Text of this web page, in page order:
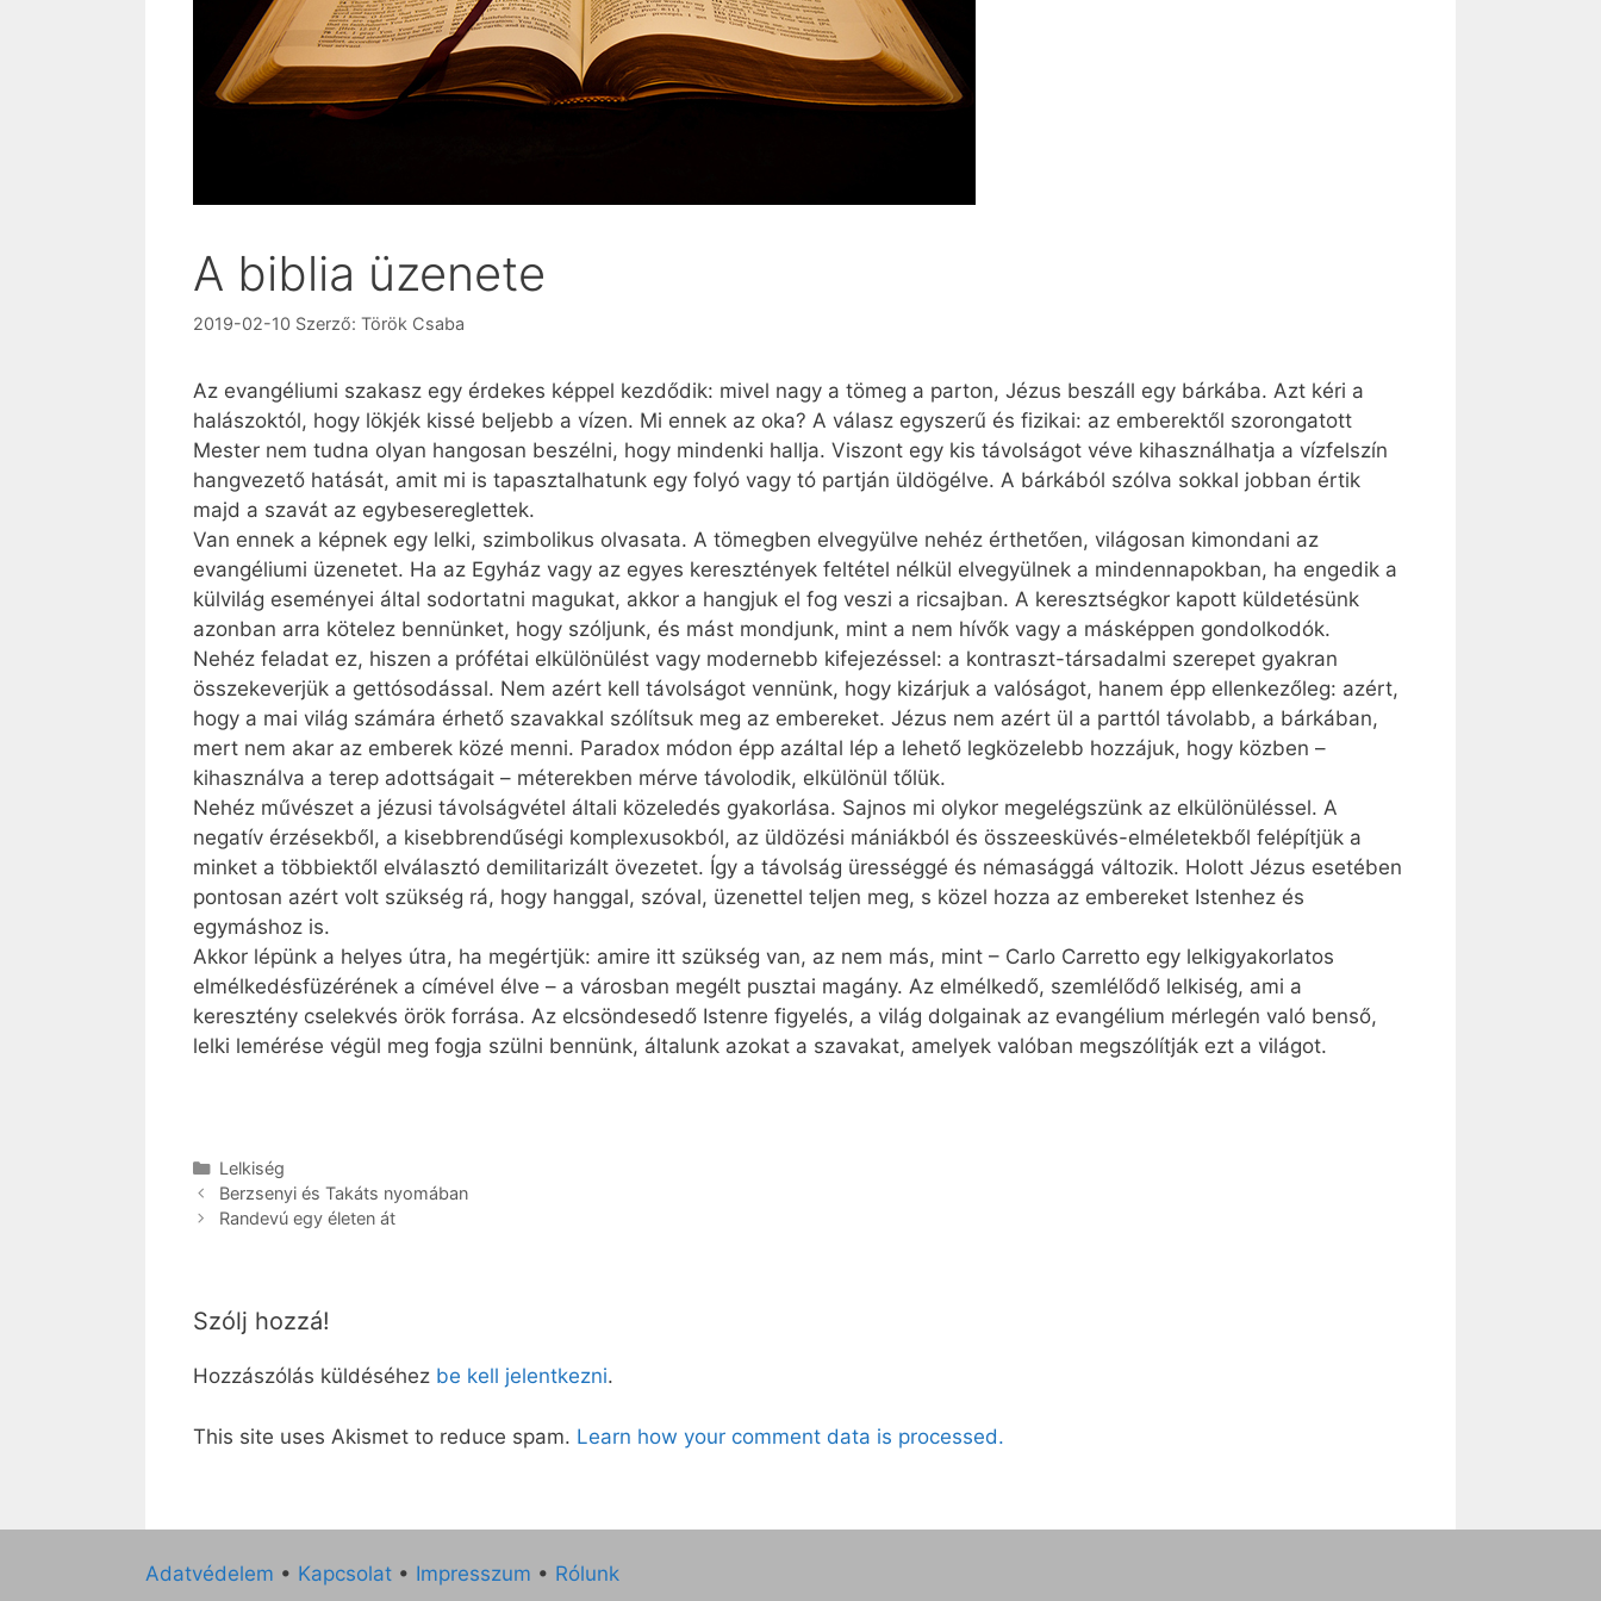
A biblia üzenete
2019-02-10 Szerző: Török Csaba
Az evangéliumi szakasz egy érdekes képpel kezdődik: mivel nagy a tömeg a parton, Jézus beszáll egy bárkába. Azt kéri a
halászoktól, hogy lökjék kissé beljebb a vízen. Mi ennek az oka? A válasz egyszerű és fizikai: az emberektől szorongatott
Mester nem tudna olyan hangosan beszélni, hogy mindenki hallja. Viszont egy kis távolságot véve kihasználhatja a vízfelszín
hangvezető hatását, amit mi is tapasztalhatunk egy folyó vagy tó partján üldögélve. A bárkából szólva sokkal jobban értik
majd a szavát az egybesereglettek.
Van ennek a képnek egy lelki, szimbolikus olvasata. A tömegben elvegyülve nehéz érthetően, világosan kimondani az
evangéliumi üzenetet. Ha az Egyház vagy az egyes keresztények feltétel nélkül elvegyülnek a mindennapokban, ha engedik a
külvilág eseményei által sodortatni magukat, akkor a hangjuk el fog veszi a ricsajban. A keresztségkor kapott küldetésünk
azonban arra kötelez bennünket, hogy szóljunk, és mást mondjunk, mint a nem hívők vagy a másképpen gondolkodók.
Nehéz feladat ez, hiszen a prófétai elkülönülést vagy modernebb kifejezéssel: a kontraszt-társadalmi szerepet gyakran
összekeverjük a gettósodással. Nem azért kell távolságot vennünk, hogy kizárjuk a valóságot, hanem épp ellenkezőleg: azért,
hogy a mai világ számára érhető szavakkal szólítsuk meg az embereket. Jézus nem azért ül a parttól távolabb, a bárkában,
mert nem akar az emberek közé menni. Paradox módon épp azáltal lép a lehető legközelebb hozzájuk, hogy közben –
kihasználva a terep adottságait – méterekben mérve távolodik, elkülönül tőlük.
Nehéz művészet a jézusi távolságvétel általi közeledés gyakorlása. Sajnos mi olykor megelégszünk az elkülönüléssel. A
negatív érzésekből, a kisebbrendűségi komplexusokból, az üldözési mániákból és összeesküvés-elméletekből felépítjük a
minket a többiektől elválasztó demilitarizált övezetet. Így a távolság ürességgé és némasággá változik. Holott Jézus esetében
pontosan azért volt szükség rá, hogy hanggal, szóval, üzenettel teljen meg, s közel hozza az embereket Istenhez és
egymáshoz is.
Akkor lépünk a helyes útra, ha megértjük: amire itt szükség van, az nem más, mint – Carlo Carretto egy lelkigyakorlatos
elmélkedésfüzérének a címével élve – a városban megélt pusztai magány. Az elmélkedő, szemlélődő lelkiség, ami a
keresztény cselekvés örök forrása. Az elcsöndesedő Istenre figyelés, a világ dolgainak az evangélium mérlegén való benső,
lelki lemérése végül meg fogja szülni bennünk, általunk azokat a szavakat, amelyek valóban megszólítják ezt a világot.
Kategória
Lelkiség
Berzsenyi és Takáts nyomában
Randevú egy életen át
Szólj hozzá!
Hozzászólás küldéséhez be kell jelentkezni.
This site uses Akismet to reduce spam. Learn how your comment data is processed.
Adatvédelem • Kapcsolat • Impresszum • Rólunk